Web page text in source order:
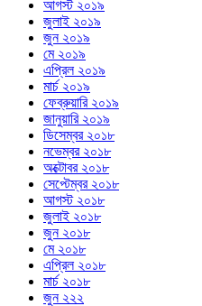
আগস্ট ২০১৯
জুলাই ২০১৯
জুন ২০১৯
মে ২০১৯
এপ্রিল ২০১৯
মার্চ ২০১৯
ফেব্রুয়ারি ২০১৯
জানুয়ারি ২০১৯
ডিসেম্বর ২০১৮
নভেম্বর ২০১৮
অক্টোবর ২০১৮
সেপ্টেম্বর ২০১৮
আগস্ট ২০১৮
জুলাই ২০১৮
জুন ২০১৮
মে ২০১৮
এপ্রিল ২০১৮
মার্চ ২০১৮
জুন ২২২